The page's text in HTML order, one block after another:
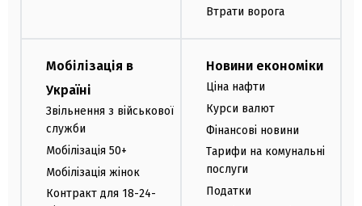
Втрати ворога
Мобілізація в
Україні
Звільнення з військової
служби
Мобілізація 50+
Мобілізація жінок
Контракт для 18-24-
Новини економіки
Ціна нафти
Курси валют
Фінансові новини
Тарифи на комунальні
послуги
Податки